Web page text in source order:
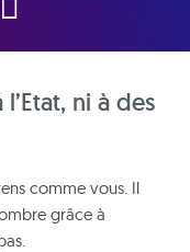
ni à des
comme vous. Il
grâce à